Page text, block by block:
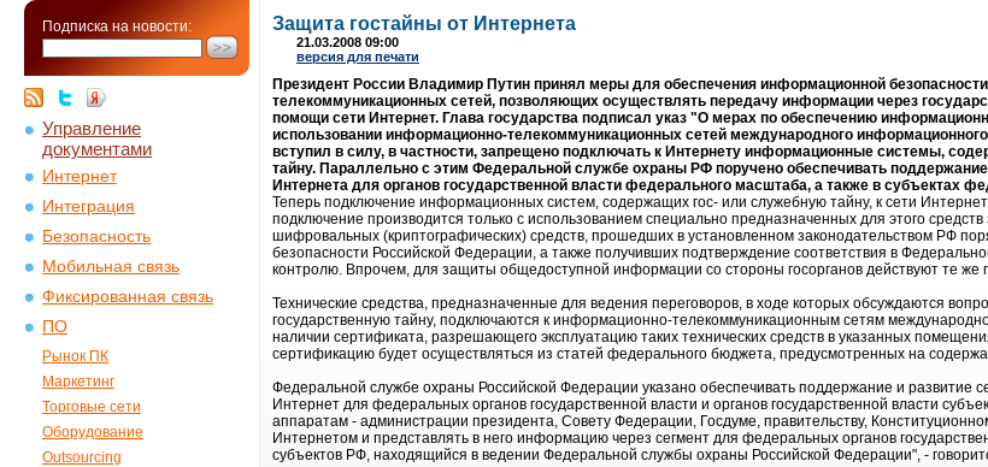
Подписка на новости:
Управление
документами
Интернет
Интеграция
Безопасность
Мобильная связь
Фиксированная связь
ПО
Рынок ПК
Маркетинг
Торговые сети
Оборудование
Outsourcing
Защита гостайны от Интернета
21.03.2008 09:00
версия для печати
Президент России Владимир Путин принял меры для обеспечения информационной
телекоммуникационных сетей, позволяющих осуществлять передачу информации через
помощи сети Интернет. Глава государства подписал указ "О мерах по обеспечению
использовании информационно-телекоммуникационных сетей международного информационного
вступил в силу, в частности, запрещено подключать к Интернету информационные системы,
тайну. Параллельно с этим Федеральной службе охраны РФ поручено обеспечивать поддержание
Интернета для органов государственной власти федерального масштаба, а также в субъектах
Теперь подключение информационных систем, содержащих гос- или служебную тайну, к сети
подключение производится только с использованием специально предназначенных для этого
шифровальных (криптографических) средств, прошедших в установленном законодательством РФ
безопасности Российской Федерации, а также получивших подтверждение соответствия в
контролю. Впрочем, для защиты общедоступной информации со стороны госорганов действуют те же
Технические средства, предназначенные для ведения переговоров, в ходе которых обсуждаются
государственную тайну, подключаются к информационно-телекоммуникационным сетям
наличии сертификата, разрешающего эксплуатацию таких технических средств в указанных
сертификацию будет осуществляться из статей федерального бюджета, предусмотренных на
Федеральной службе охраны Российской Федерации указано обеспечивать поддержание и развитие
Интернет для федеральных органов государственной власти и органов государственной власти
аппаратам - администрации президента, Совету Федерации, Госдуме, правительству,
Интернетом и представлять в него информацию через сегмент для федеральных органов
субъектов РФ, находящийся в ведении Федеральной службы охраны Российской Федерации", -